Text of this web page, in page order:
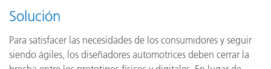
Solución
Para satisfacer las necesidades de los consumidores y seguir
siendo ágiles, los diseñadores automotrices deben cerrar la